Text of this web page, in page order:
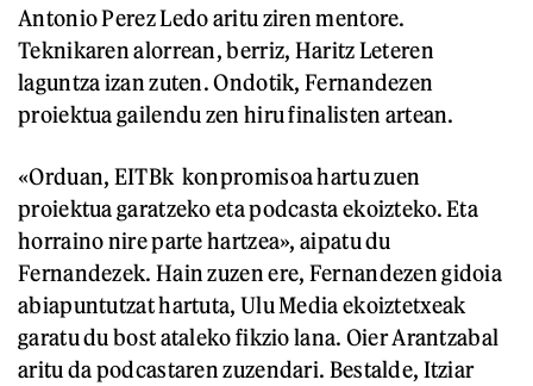
Antonio Perez Ledo aritu ziren mentore.
Teknikaren alorrean, berriz, Haritz Leteren
laguntza izan zuten. Ondotik, Fernandezen
proiektua gailendu zen hiru finalisten artean.
«Orduan, EITBk konpromisoa hartu zuen
proiektua garatzeko eta podcasta ekoizteko. Eta
horraino nire parte hartzea», aipatu du
Fernandezek. Hain zuzen ere, Fernandezen gidoia
abiapuntutzat hartuta, Ulu Media ekoiztetxeak
garatu du bost ataleko fikzio lana. Oier Arantzabal
aritu da podcastaren zuzendari. Bestalde, Itziar